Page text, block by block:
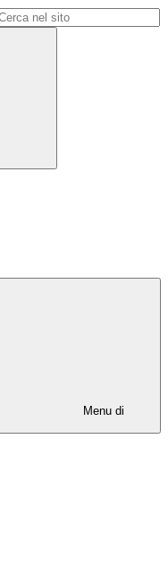
Menu di